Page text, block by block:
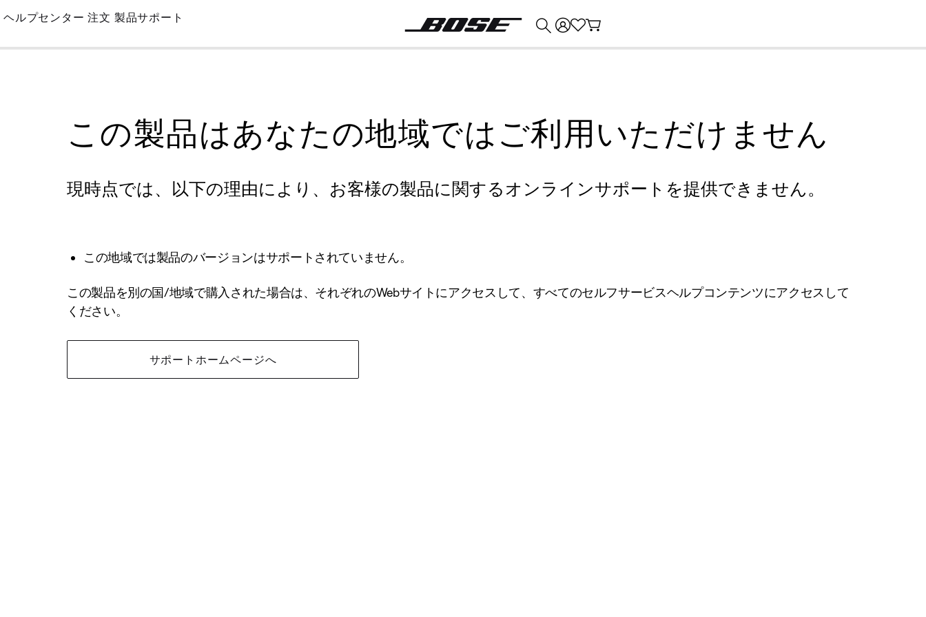
Skip
Main
ヘルプセンター 注文 製品サポート
この製品はあなたの地域ではご利用いただけません
現時点では、以下の理由により、お客様の製品に関するオンラインサポートを提供できません。
この地域では製品のバージョンはサポートされていません。
この製品を別の国/地域で購入された場合は、それぞれのWebサイトにアクセスして、すべてのセルフサービスヘルプコンテンツにアクセスして
ください。
サポートホームページへ